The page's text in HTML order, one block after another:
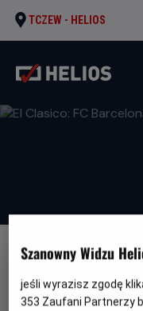
TCZEW - HELIOS
Szanowny Widzu
jeśli wyrazisz zgodę
353 Zaufani Partnerzy